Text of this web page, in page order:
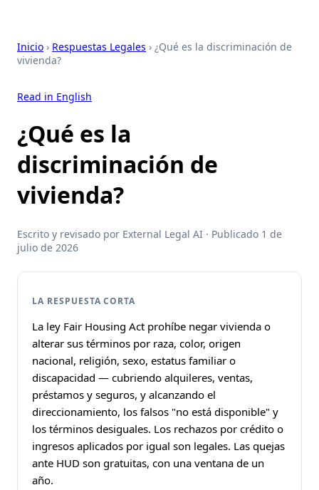
Inicio › Respuestas Legales › ¿Qué es la discriminación de
vivienda?
Read in English
¿Qué es la
discriminación de
vivienda?
Escrito y revisado por External Legal AI · Publicado 1 de
julio de 2026
LA RESPUESTA CORTA
La ley Fair Housing Act prohíbe negar vivienda o
alterar sus términos por raza, color, origen
nacional, religión, sexo, estatus familiar o
discapacidad — cubriendo alquileres, ventas,
préstamos y seguros, y alcanzando el
direccionamiento, los falsos "no está disponible" y
los términos desiguales. Los rechazos por crédito o
ingresos aplicados por igual son legales. Las quejas
ante HUD son gratuitas, con una ventana de un
año.